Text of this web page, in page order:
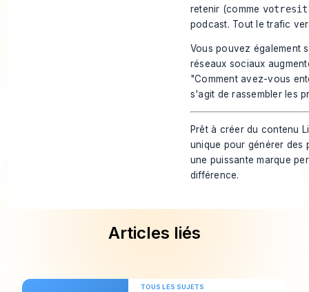
retenir (comme
podcast. Tout le trafic
Vous pouvez également
réseaux sociaux
"Comment avez-vous
s'agit de rassembler les
Prêt à créer du contenu
unique pour générer des
une puissante marque
différence.
Articles liés
TOUS LES SUJETS